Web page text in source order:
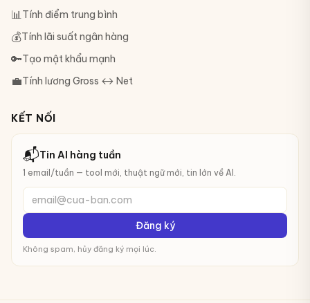
📊Tính điểm trung bình
💰Tính lãi suất ngân hàng
🔑Tạo mật khẩu mạnh
💼Tính lương Gross ↔ Net
KẾT NỐI
📬Tin AI hàng tuần
1 email/tuần — tool mới, thuật ngữ mới, tin lớn về AI.
email@cua-ban.com
Đăng ký
Không spam, hủy đăng ký mọi lúc.